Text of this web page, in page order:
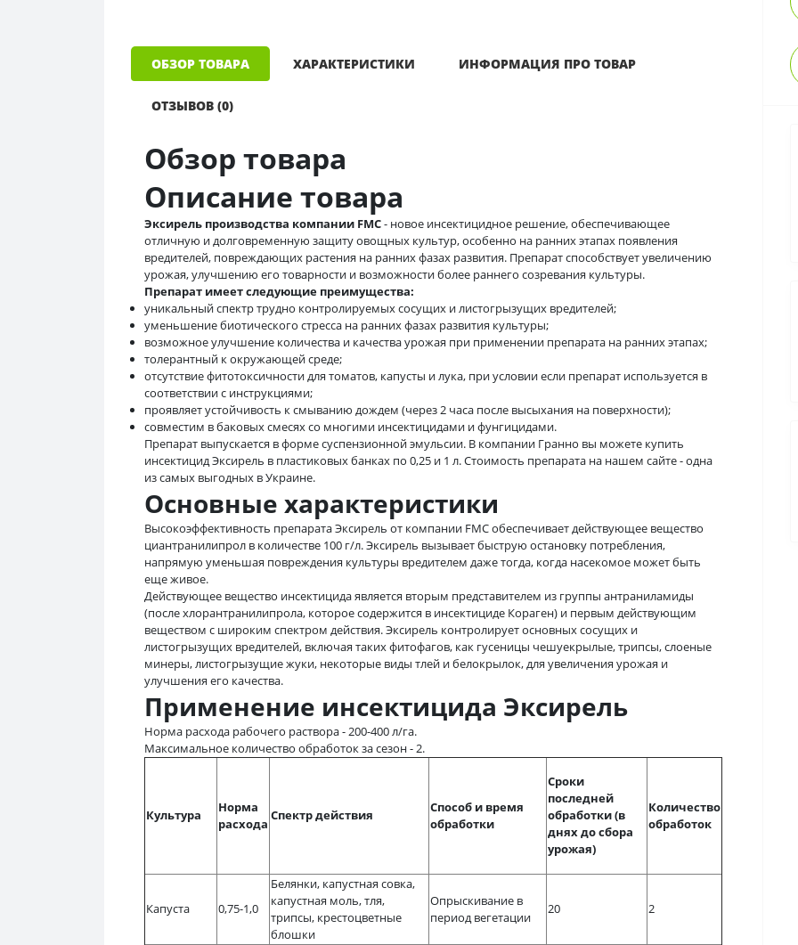
ОБЗОР ТОВАРА ХАРАКТЕРИСТИКИ ИНФОРМАЦИЯ ПРО ТОВАР
ОТЗЫВОВ (0)
Обзор товара
Описание товара
Эксирель производства компании FMC- новое инсектицидное решение, обеспечивающее
отличную и долговременную защиту овощных культур, особенно на ранних этапах появления
вредителей, повреждающих растения на ранних фазах развития. Препарат способствует увеличению
урожая, улучшению его товарности и возможности более раннего созревания культуры.
Препарат имеет следующие преимущества:
уникальный спектр трудно контролируемых сосущих и листогрызущих вредителей;
уменьшение биотического стресса на ранних фазах развития культуры;
возможное улучшение количества и качества урожая при применении препарата на ранних этапах;
толерантный к окружающей среде;
отсутствие фитотоксичности для томатов, капусты и лука, при условии если препарат используется в
соответствии с инструкциями;
проявляет устойчивость к смыванию дождем (через 2 часа после высыхания на поверхности);
совместим в баковых смесях со многими инсектицидами и фунгицидами.
Препарат выпускается в форме суспензионной эмульсии. В компании Гранно вы можете купить
инсектицид Эксирель в пластиковых банках по 0,25 и 1 л. Стоимость препарата на нашем сайте - одна
из самых выгодных в Украине.
Основные характеристики
Высокоэффективность препарата Эксирель от компании FMC обеспечивает действующее вещество
циантранилипрол в количестве 100 г/л. Эксирель вызывает быструю остановку потребления,
напрямую уменьшая повреждения культуры вредителем даже тогда, когда насекомое может быть
еще живое.
Действующее вещество инсектицида является вторым представителем из группы антраниламиды
(после хлорантранилипрола, которое содержится в инсектициде Кораген) и первым действующим
веществом с широким спектром действия. Эксирель контролирует основных сосущих и
листогрызущих вредителей, включая таких фитофагов, как гусеницы чешуекрылые, трипсы, слоеные
минеры, листогрызущие жуки, некоторые виды тлей и белокрылок, для увеличения урожая и
улучшения его качества.
Применение инсектицида Эксирель
Норма расхода рабочего раствора - 200-400 л/га.
Максимальное количество обработок за сезон - 2.
Культура
Норма
расхода
Спектр действия
Способ и время
обработки
Сроки
последней
обработки (в
днях до сбора
урожая)
Количество
обработок
Капуста 0,75-1,0
Белянки, капустная совка,
капустная моль, тля,
трипсы, крестоцветные
блошки
Опрыскивание в
период вегетации
20 2